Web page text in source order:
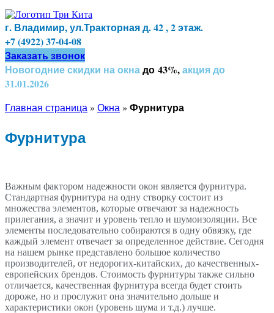
г. Владимир, ул.Тракторная д. 42 , 2 этаж.
+7 (4922) 37-04-08
Заказать звонок
Новогодние скидки на окнадо 43%,акция до
31.01.2026
Главная страница » Окна » Фурнитура
Фурнитура
Важным фактором надежности окон является фурнитура.
Стандартная фурнитура на одну створку состоит из
множества элементов, которые отвечают за надежность
прилегания, а значит и уровень тепло и шумоизоляции. Все
элементы последовательно собираются в одну обвязку, где
каждый элемент отвечает за определенное действие. Сегодня
на нашем рынке представлено большое количество
производителей, от недорогих-китайских, до качественных-
европейских брендов. Стоимость фурнитуры также сильно
отличается, качественная фурнитура всегда будет стоить
дороже, но и прослужит она значительно дольше и
характеристики окон (уровень шума и т.д.) лучше.